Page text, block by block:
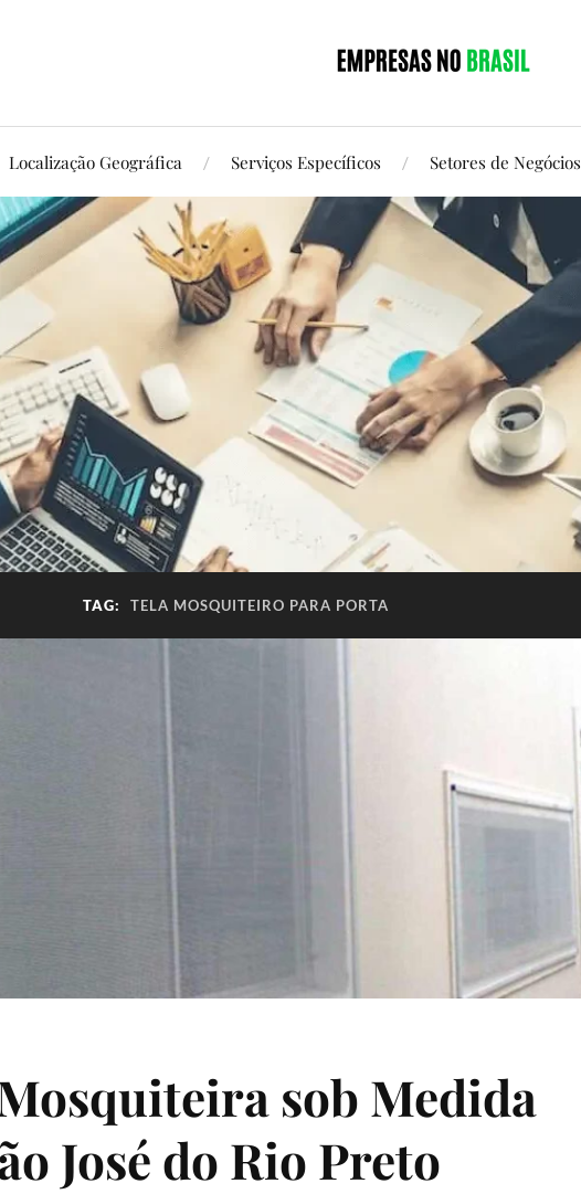
Localização Geográfica Serviços Específicos Setores de Negócios
TAG: TELA MOSQUITEIRO PARA PORTA
sob Medida
José do Rio Preto